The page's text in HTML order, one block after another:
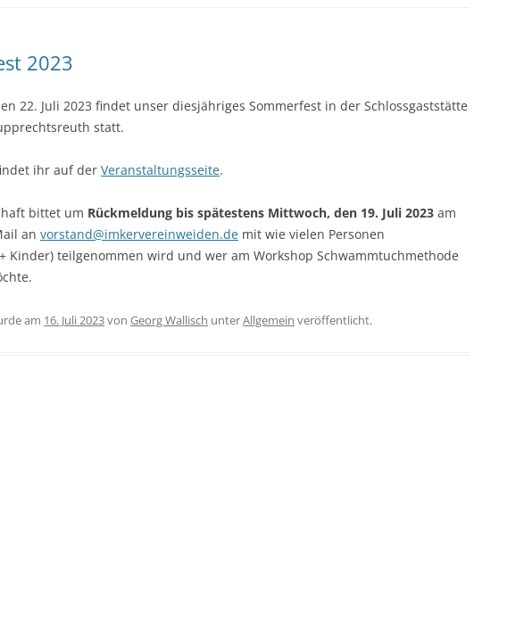
2023
22. Juli 2023 findet unser diesjähriges Sommerfest in der Schlossgaststätte
statt.
ihr auf der Veranstaltungsseite.
bittet um Rückmeldung bis spätestens Mittwoch, den 19. Juli 2023 am
an vorstand@imkervereinweiden.de mit wie vielen Personen
Kinder) teil­ge­nommen wird und wer am Workshop Schwammtuchmethode
am 16. Juli 2023von Georg Wallisch unterAllgemein veröffentlicht.